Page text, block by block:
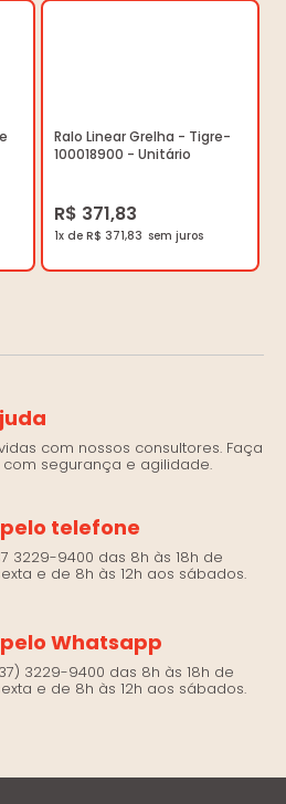
Ralo Linear Grelha - Tigre-
100018900 - Unitário
R$ 371,83
1x de R$ 371,83
com nossos consultores. Faça
segurança e agilidade.
telefone
3229-9400 das 8h às 18h de
e de 8h às 12h aos sábados.
Whatsapp
3229-9400 das 8h às 18h de
e de 8h às 12h aos sábados.